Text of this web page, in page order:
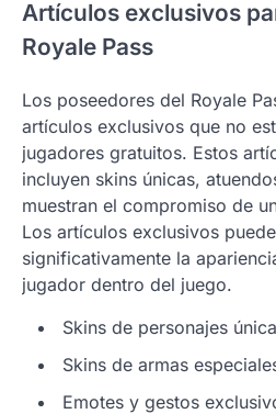
Artículos exclusivos
Royale Pass
Los poseedores del Royale
artículos exclusivos que no
jugadores gratuitos. Estos
incluyen skins únicas,
muestran el compromiso de
Los artículos exclusivos
significativamente la
jugador dentro del juego.
Skins de personajes
Skins de armas
Emotes y gestos